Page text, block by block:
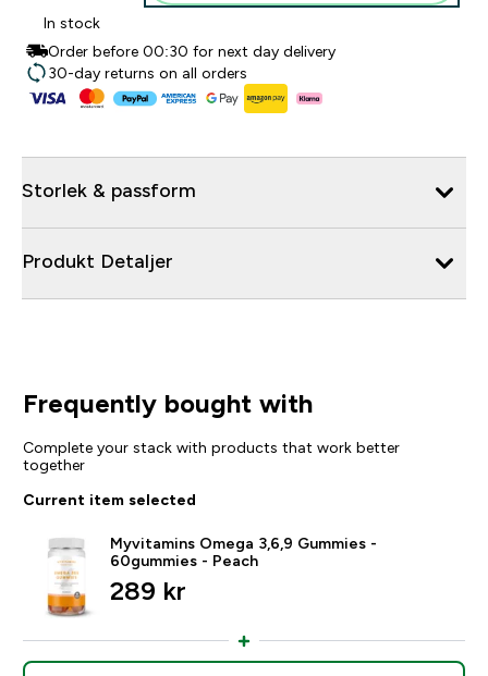
In stock
Order before 00:30 for next day delivery
30-day returns on all orders
Storlek & passform
Produkt Detaljer
Frequently bought with
Complete your stack with products that work better
together
Current item selected
Myvitamins Omega 3,6,9 Gummies -
60gummies - Peach
289 kr‎